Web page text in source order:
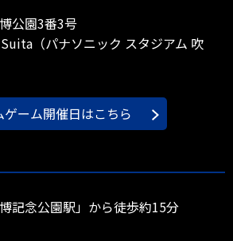
公園3番3号
（パナソニック スタジアム 吹
ゲーム開催日はこちら
記念公園駅」から徒歩約15分